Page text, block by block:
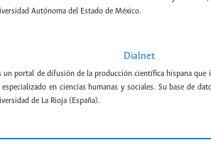
Autónoma del Estado de México.
Dialnet
un portal de difusión de la producción científica hispana que
en ciencias humanas y sociales. Su base de
de La Rioja (España).